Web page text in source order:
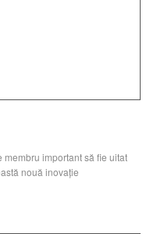
important să fie uitat
nouă inovație